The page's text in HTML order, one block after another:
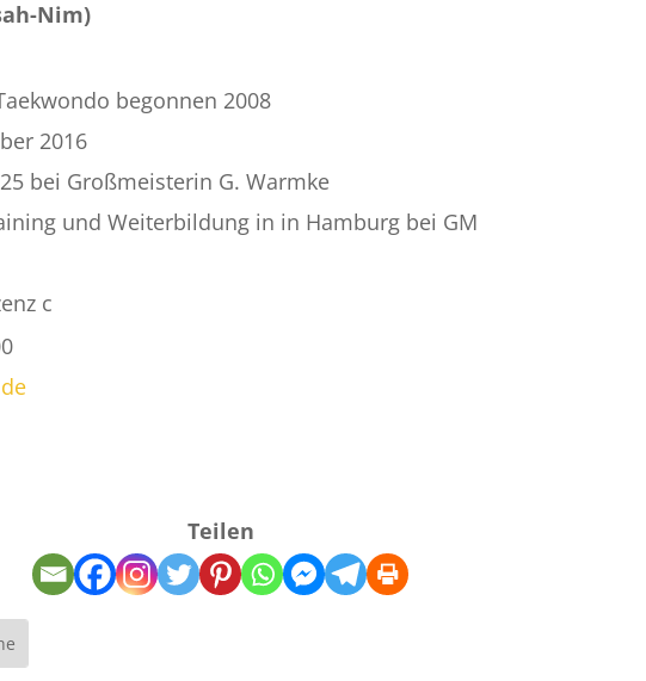
Nim)
begonnen 2008
2016
bei Großmeisterin G. Warmke
und Weiterbildung in in Hamburg bei GM
c
Teilen